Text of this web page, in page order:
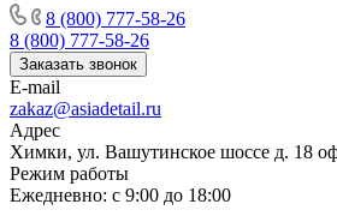
8 (800) 777-58-26
8 (800) 777-58-26
Заказать звонок
E-mail
zakaz@asiadetail.ru
Адрес
Химки, ул. Вашутинское шоссе д. 18
Режим работы
Ежедневно: с 9:00 до 18:00